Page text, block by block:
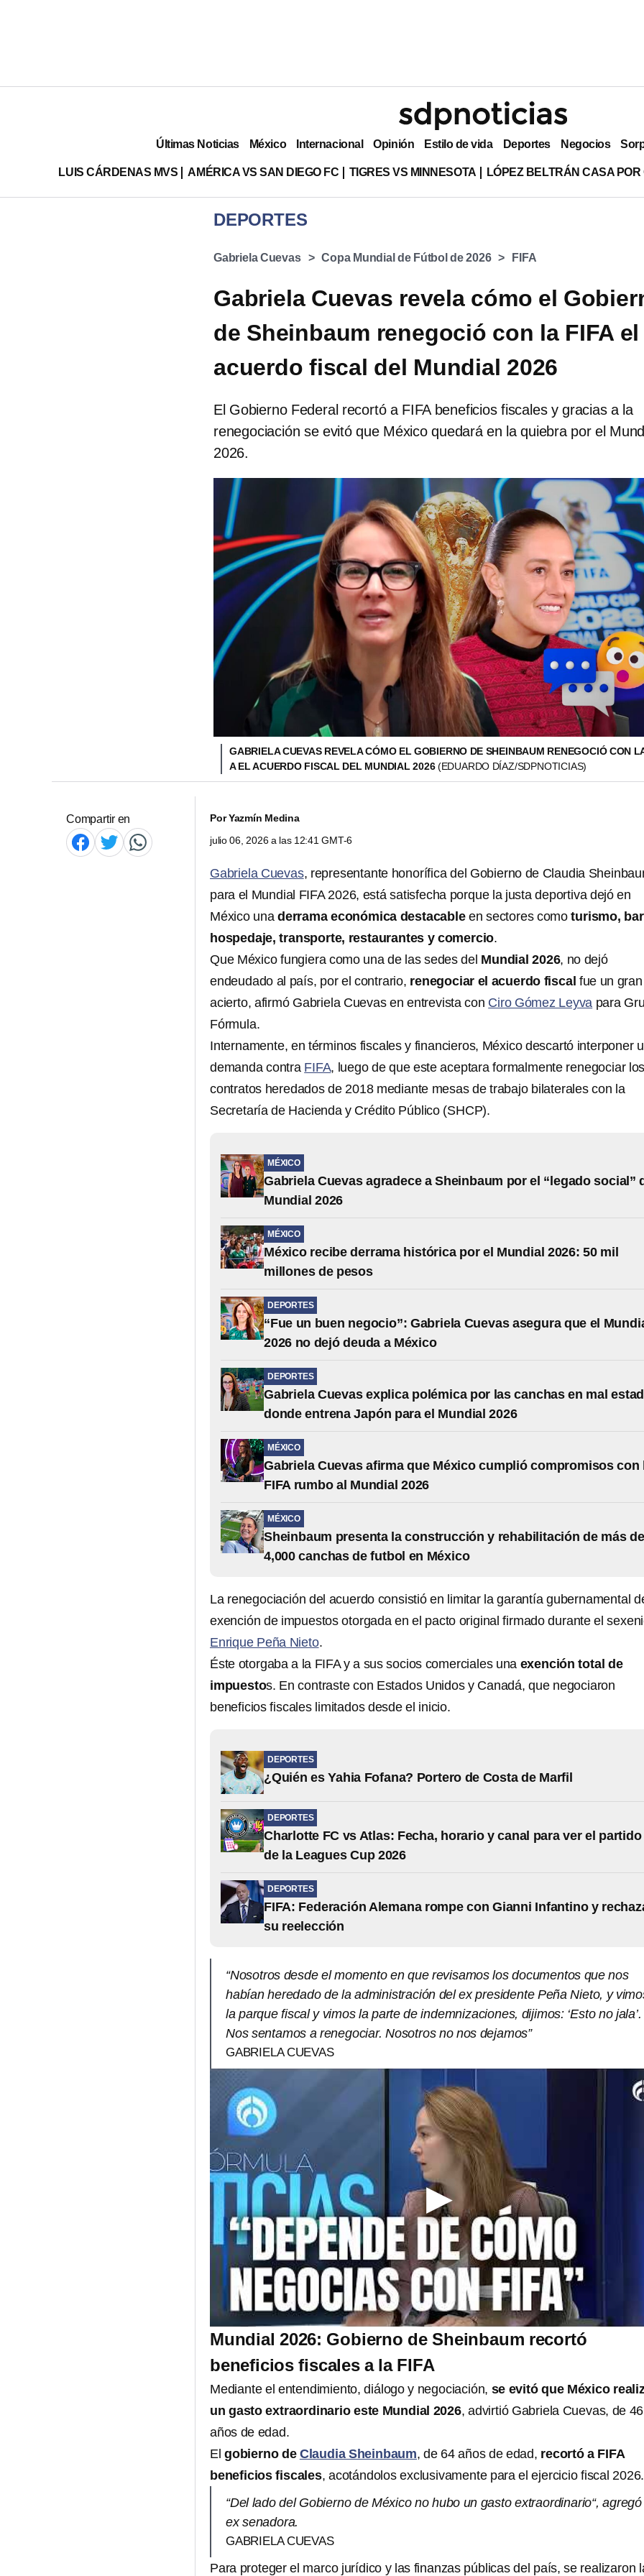
Últimas Noticias México Internacional Opinión Estilo de vida Deportes Negocios
LUIS CÁRDENAS MVS AMÉRICA VS SAN DIEGO FC TIGRES VS MINNESOTA LÓPEZ BELTRÁN CASA
DEPORTES
Gabriela Cuevas Copa Mundial de Fútbol de 2026 FIFA
Gabriela Cuevas revela cómo el
de Sheinbaum renegoció con la FIFA el
acuerdo fiscal del Mundial 2026
El Gobierno Federal recortó a FIFA beneficios fiscales y gracias a la
renegociación se evitó que México quedará en la quiebra por el
2026.
GABRIELA CUEVAS REVELA CÓMO EL GOBIERNO DE SHEINBAUM RENEGOCIÓ CON
A EL ACUERDO FISCAL DEL MUNDIAL 2026(EDUARDO DÍAZ/SDPNOTICIAS)
Compartir en PorYazmín Medina
julio 06, 2026 a las 12:41 GMT-6
Gabriela Cuevas, representante honorífica del Gobierno de Claudia
para el Mundial FIFA 2026, está satisfecha porque la justa deportiva dejó en
México unaderrama económica destacableen sectores comoturismo,
hospedaje, transporte, restaurantes y comercio.
Que México fungiera como una de las sedes del Mundial 2026, no dejó
endeudado al país, por el contrario, renegociar el acuerdo fiscal fue un gran
acierto, afirmó Gabriela Cuevas en entrevista con Ciro Gómez Leyva para
Fórmula.
Internamente, en términos fiscales y financieros, México descartó interponer
demanda contra FIFA, luego de que este aceptara formalmente renegociar
contratos heredados de 2018 mediante mesas de trabajo bilaterales con la
Secretaría de Hacienda y Crédito Público (SHCP).
MÉXICO
Gabriela Cuevas agradece a Sheinbaum por el “legado social”
Mundial 2026
MÉXICO
México recibe derrama histórica por el Mundial 2026: 50 mil
millones de pesos
DEPORTES
“Fue un buen negocio”: Gabriela Cuevas asegura que el
2026 no dejó deuda a México
DEPORTES
Gabriela Cuevas explica polémica por las canchas en mal
donde entrena Japón para el Mundial 2026
MÉXICO
Gabriela Cuevas afirma que México cumplió compromisos con
FIFA rumbo al Mundial 2026
MÉXICO
Sheinbaum presenta la construcción y rehabilitación de más de
4,000 canchas de futbol en México
La renegociación del acuerdo consistió en limitar la garantía gubernamental
exención de impuestos otorgada en el pacto original firmado durante el
Enrique Peña Nieto.
Éste otorgaba a la FIFA y a sus socios comerciales una exención total de
impuestos. En contraste con Estados Unidos y Canadá, que negociaron
beneficios fiscales limitados desde el inicio.
DEPORTES
¿Quién es Yahia Fofana? Portero de Costa de Marfil
DEPORTES
Charlotte FC vs Atlas: Fecha, horario y canal para ver el partido
de la Leagues Cup 2026
DEPORTES
FIFA: Federación Alemana rompe con Gianni Infantino y
su reelección
“Nosotros desde el momento en que revisamos los documentos que nos
habían heredado de la administración del ex presidente Peña Nieto, y
la parque fiscal y vimos la parte de indemnizaciones, dijimos: ‘Esto no jala’.
Nos sentamos a renegociar. Nosotros no nos dejamos”
GABRIELA CUEVAS
Mundial 2026: Gobierno de Sheinbaum recortó
beneficios fiscales a la FIFA
Mediante el entendimiento, diálogo y negociación, se evitó que México
un gasto extraordinario este Mundial 2026, advirtió Gabriela Cuevas, de 46
años de edad.
El gobierno de Claudia Sheinbaum, de 64 años de edad, recortó a FIFA
beneficios fiscales, acotándolos exclusivamente para el ejercicio fiscal 2026.
“Del lado del Gobierno de México no hubo un gasto extraordinario“,
ex senadora.
GABRIELA CUEVAS
Para proteger el marco jurídico y las finanzas públicas del país, se realizaron